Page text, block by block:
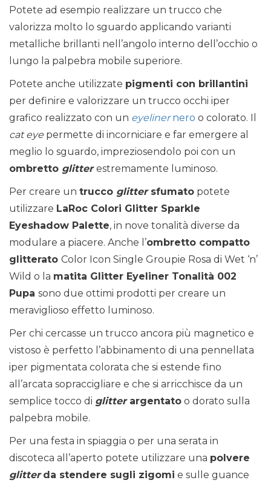
Potete ad esempio realizzare un trucco che
valorizza molto lo sguardo applicando varianti
metalliche brillanti nell’angolo interno dell’occhio o
lungo la palpebra mobile superiore.
Potete anche utilizzate pigmenti con brillantini
per definire e valorizzare un trucco occhi iper
grafico realizzato con un eyelinernero o colorato. Il
cat eye permette di incorniciare e far emergere al
meglio lo sguardo, impreziosendolo poi con un
ombretto glitter estremamente luminoso.
Per creare un trucco glittersfumato potete
utilizzare LaRoc Colori Glitter Sparkle
Eyeshadow Palette, in nove tonalità diverse da
modulare a piacere. Anche l’ombretto compatto
glitterato Color Icon Single Groupie Rosa di Wet ‘n’
Wild o la matita Glitter Eyeliner Tonalità 002
Pupa sono due ottimi prodotti per creare un
meraviglioso effetto luminoso.
Per chi cercasse un trucco ancora più magnetico e
vistoso è perfetto l’abbinamento di una pennellata
iper pigmentata colorata che si estende fino
all’arcata sopraccigliare e che si arricchisce da un
semplice tocco di glitterargentato o dorato sulla
palpebra mobile.
Per una festa in spiaggia o per una serata in
discoteca all’aperto potete utilizzare una polvere
glitter da stendere sugli zigomi e sulle guance